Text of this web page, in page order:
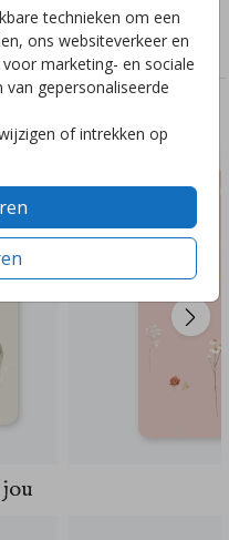
technieken om een
ons websiteverkeer en
marketing- en sociale
gepersonaliseerde
of intrekken op
ook leuk